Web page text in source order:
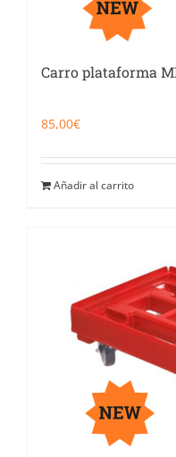
Carro plataforma
85,00€
Añadir al carrito